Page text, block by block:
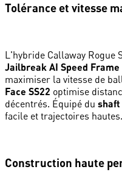
Tolérance et vitesse
L'hybride Callaway Rogue
Jailbreak AI Speed Frame
maximiser la vitesse de
Face SS22 optimise
décentrés. Équipé du shaft
facile et trajectoires hautes.
Construction haute